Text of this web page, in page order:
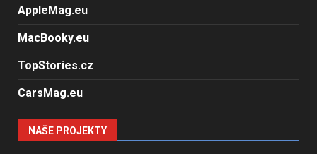
AppleMag.eu
MacBooky.eu
TopStories.cz
CarsMag.eu
NAŠE PROJEKTY